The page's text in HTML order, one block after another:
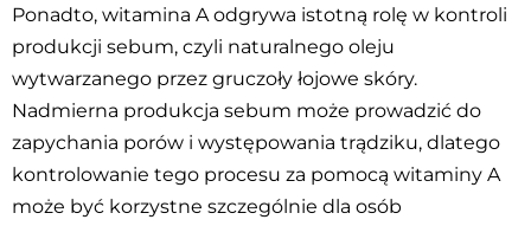
Ponadto, witamina A odgrywa istotną rolę w kontroli
produkcji sebum, czyli naturalnego oleju
wytwarzanego przez gruczoły łojowe skóry.
Nadmierna produkcja sebum może prowadzić do
zapychania porów i występowania trądziku, dlatego
kontrolowanie tego procesu za pomocą witaminy A
może być korzystne szczególnie dla osób